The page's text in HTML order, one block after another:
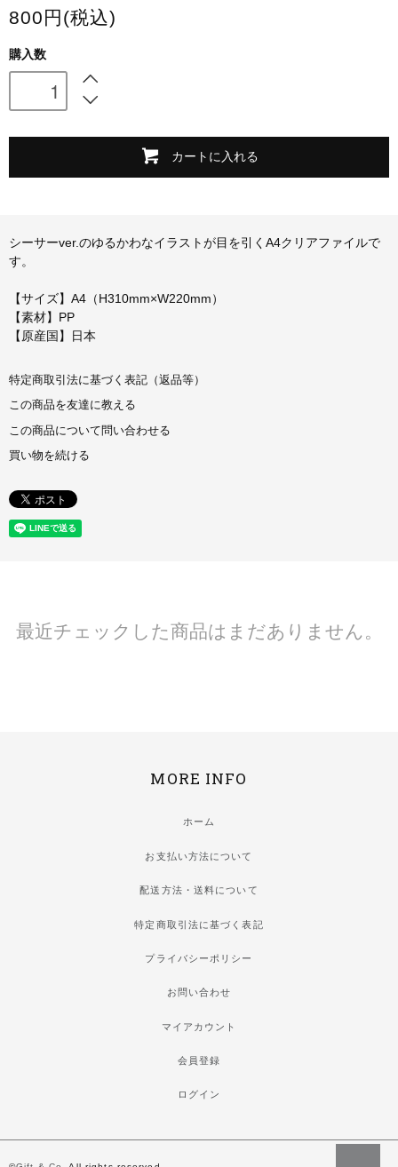
会場限定グッズ
800円(税込)
購入数
カートに入れる
シーサーver.のゆるかわなイラストが目を引くA4クリアファイルで
す。
【サイズ】A4（H310mm×W220mm）
【素材】PP
【原産国】日本
特定商取引法に基づく表記（返品等）
この商品を友達に教える
この商品について問い合わせる
買い物を続ける
最近チェックした商品はまだありません。
MORE INFO
ホーム
お支払い方法について
配送方法・送料について
特定商取引法に基づく表記
プライバシーポリシー
お問い合わせ
マイアカウント
会員登録
ログイン